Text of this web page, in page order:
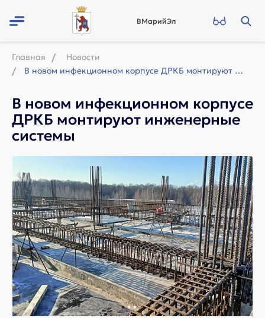
ВМарийЭл
Главная
Новости
В новом инфекционном корпусе ДРКБ монтируют инженерные системы
В новом инфекционном корпусе
ДРКБ монтируют инженерные
системы